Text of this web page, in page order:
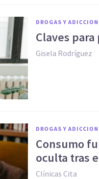
DROGAS Y
Claves
Gisela Rodríguez
DROGAS Y
Consumo
oculta tras
Clínicas Cita